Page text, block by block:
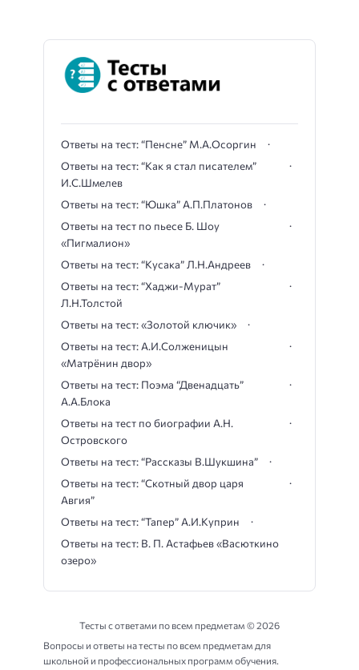
Ответы на тест: “Пенсне” М.А.Осоргин
Ответы на тест: “Как я стал писателем”
И.С.Шмелев
Ответы на тест: “Юшка” А.П.Платонов
Ответы на тест по пьесе Б. Шоу
«Пигмалион»
Ответы на тест: “Кусака” Л.Н.Андреев
Ответы на тест: “Хаджи-Мурат”
Л.Н.Толстой
Ответы на тест: «Золотой ключик»
Ответы на тест: А.И.Солженицын
«Матрёнин двор»
Ответы на тест: Поэма “Двенадцать”
А.А.Блока
Ответы на тест по биографии А.Н.
Островского
Ответы на тест: “Рассказы В.Шукшина”
Ответы на тест: “Скотный двор царя
Авгия”
Ответы на тест: “Тапер” А.И.Куприн
Ответы на тест: В. П. Астафьев «Васюткино
озеро»
Тесты с ответами по всем предметам ©2026
Вопросы и ответы на тесты по всем предметам для
школьной и профессиональных программ обучения.